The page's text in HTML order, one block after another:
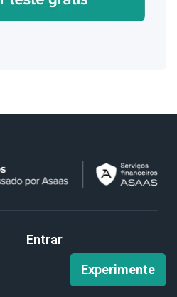
Entrar
Experimente